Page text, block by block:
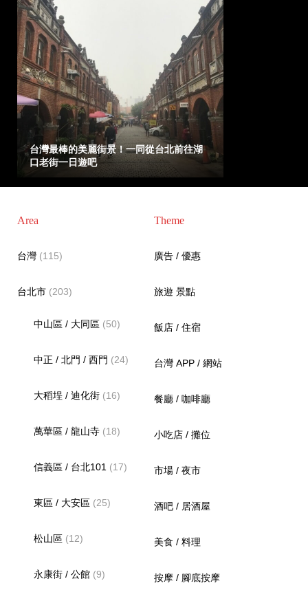
台灣最棒的美麗街景！一同從台北前往湖
口老街一日遊吧
Area
台灣(115)
台北市(203)
中山區 / 大同區 (50)
中正 / 北門 / 西門 (24)
大稻埕 / 迪化街 (16)
萬華區 / 龍山寺 (18)
信義區 / 台北101 (17)
東區 / 大安區 (25)
松山區 (12)
永康街 / 公館 (9)
Theme
廣告 / 優惠
旅遊 景點
飯店 / 住宿
台灣 APP / 網站
餐廳 / 咖啡廳
小吃店 / 攤位
市場 / 夜市
酒吧 / 居酒屋
美食 / 料理
按摩 / 腳底按摩